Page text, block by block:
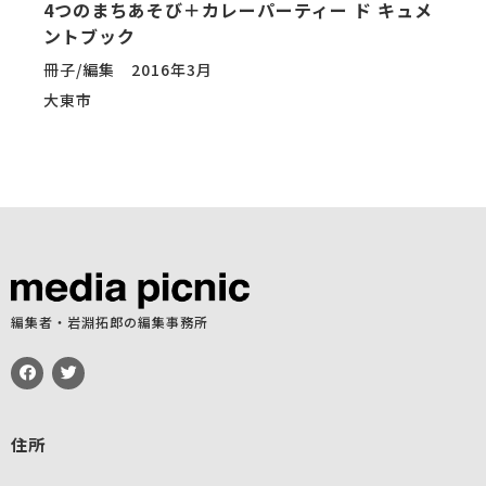
4つのまちあそび＋カレーパーティー ド キュメ
ントブック
冊子/編集 2016年3月
大東市
編集者・岩淵拓郎の編集事務所
住所